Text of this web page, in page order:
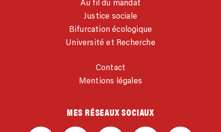
Au fil du mandat
Justice sociale
Bifurcation écologique
Université et Recherche
Contact
Mentions légales
MES RÉSEAUX SOCIAUX